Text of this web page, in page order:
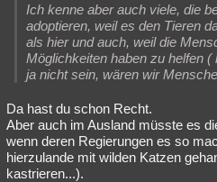
Ich kenne aber auch viele, die
adoptieren, weil es den Tieren
als hier und auch, weil die
Möglichkeiten haben zu helfen
ja nicht sein, wären wir
Da hast du schon Recht.
Aber auch im Ausland müsste es
wenn deren Regierungen es so
hierzulande mit wilden Katzen
kastrieren...).